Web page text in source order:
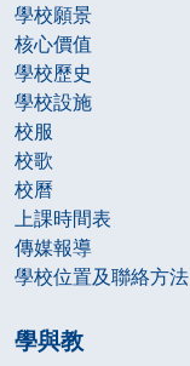
學校願景
核心價值
學校歷史
學校設施
校服
校歌
校曆
上課時間表
傳媒報導
學校位置及聯絡方法
學與教